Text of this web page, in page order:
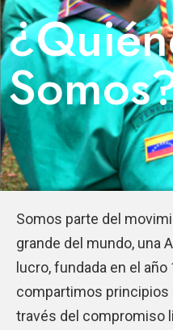
Somos parte del
grande del mundo, una
lucro, fundada en el año
compartimos principios
través del compromiso